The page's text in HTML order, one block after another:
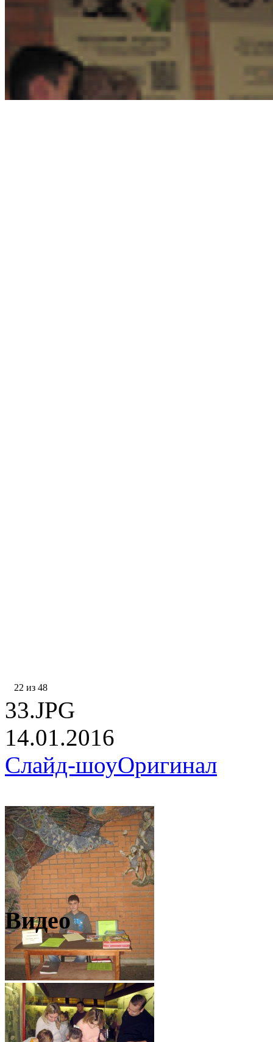
22 из 48
33.JPG
14.01.2016
Слайд-шоуОригинал
Видео